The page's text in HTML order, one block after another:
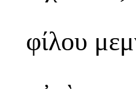
φίλου